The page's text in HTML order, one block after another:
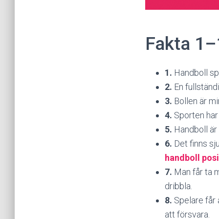
Fakta
1. Handboll
2. En
3. Bollen är
4. Sporten
5. Handboll
6. Det finns
handboll
7. Man får ta
dribbla.
8. Spelare får
att försvara.